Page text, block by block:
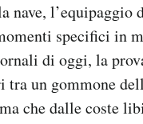
nave, l’equipaggio
specifici in
di oggi, la
un gommone
che dalle coste